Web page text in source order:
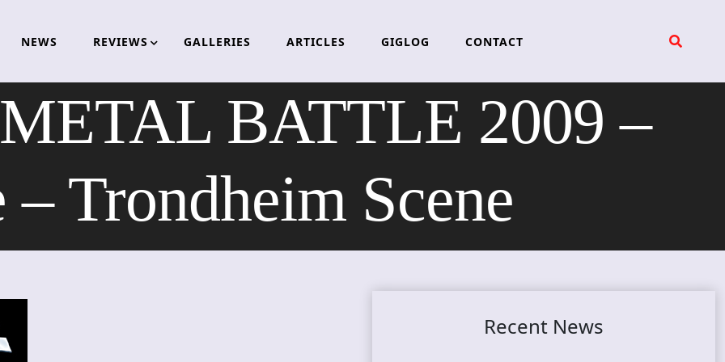
NEWS REVIEWS GALLERIES ARTICLES GIGLOG CONTACT
BATTLE 2009 –
– Trondheim Scene
Recent News